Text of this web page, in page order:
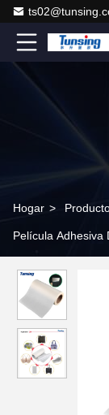
Hogar >
Película Adhesiva
pegamento del
metal